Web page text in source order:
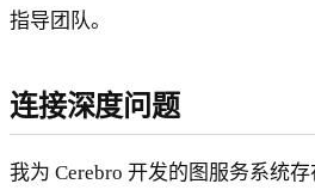
指导团队。
连接深度问题
我为 Cerebro 开发的图服务系统